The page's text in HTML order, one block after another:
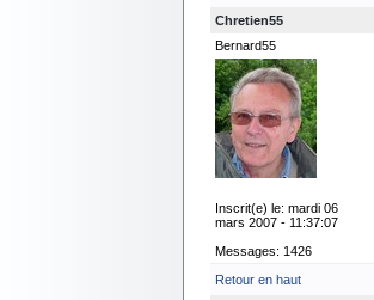
Chretien55
Bernard55
Inscrit(e) le: mardi 06
mars 2007 - 11:37:07
Messages: 1426
Retour en haut